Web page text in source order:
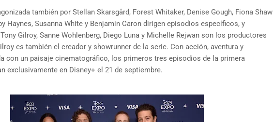
también por Stellan Skarsgård, Forest Whitaker, Denise Gough, Fiona Shaw
Haynes, Susanna White y Benjamin Caron dirigen episodios específicos, y
Gilroy, Sanne Wohlenberg, Diego Luna y Michelle Rejwan son los productores
es también el creador y showrunner de la serie. Con acción, aventura y
con un paisaje cinematográfico, los primeros tres episodios de la primera
exclusivamente en Disney+ el 21 de septiembre.